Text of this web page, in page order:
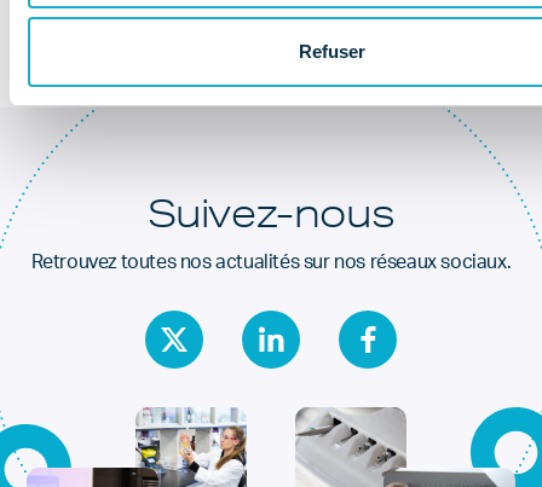
Refuser
Suivez-nous
Retrouvez toutes nos actualités sur nos réseaux sociaux.